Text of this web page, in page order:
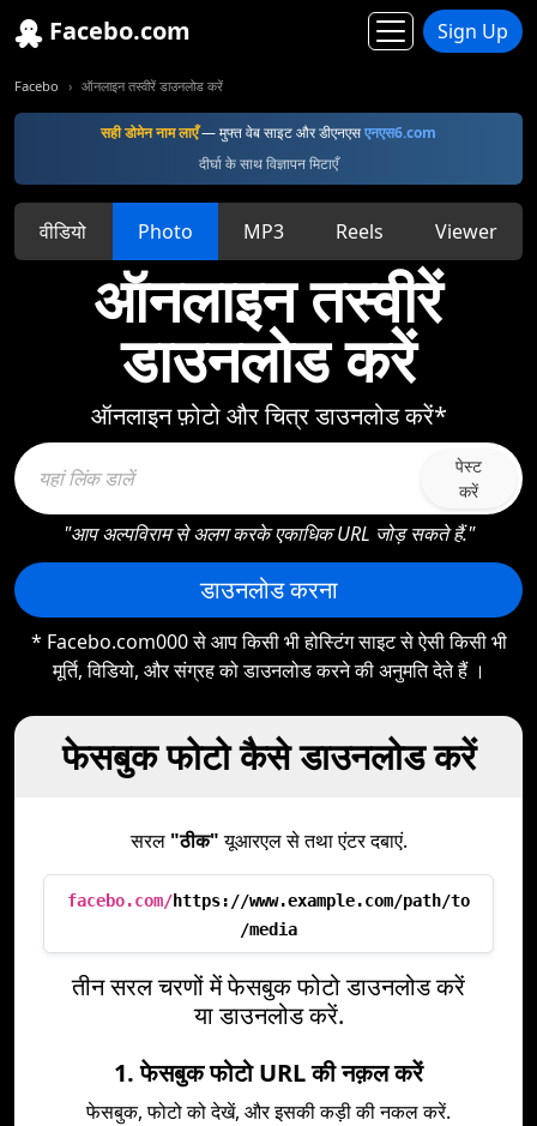
Facebo.com Sign Up
Facebo ऑनलाइन तस्वीरें डाउनलोड करें
सही डोमेन नाम लाएँ— मुफ्त वेब साइट और डीएनएसएनएस6.com
दीर्घा के साथ विज्ञापन मिटाएँ
वीडियो Photo MP3 Reels Viewer
ऑनलाइन तस्वीरें
डाउनलोड करें
ऑनलाइन फ़ोटो और चित्र डाउनलोड करें*
पेस्ट
करें
"आप अल्पविराम से अलग करके एकाधिक URL जोड़ सकते हैं."
डाउनलोड करना
* Facebo.com000 से आप किसी भी होस्टिंग साइट से ऐसी किसी भी
मूर्ति, विडियो, और संग्रह को डाउनलोड करने की अनुमति देते हैं ।
फेसबुक फोटो कैसे डाउनलोड करें
सरल "ठीक"यूआरएल से तथा एंटर दबाएं.
facebo.com/https://www.example.com/path/to
/media
तीन सरल चरणों में फेसबुक फोटो डाउनलोड करें
या डाउनलोड करें.
1. फेसबुक फोटो URL की नक़ल करें
फेसबुक, फोटो को देखें, और इसकी कड़ी की नकल करें.